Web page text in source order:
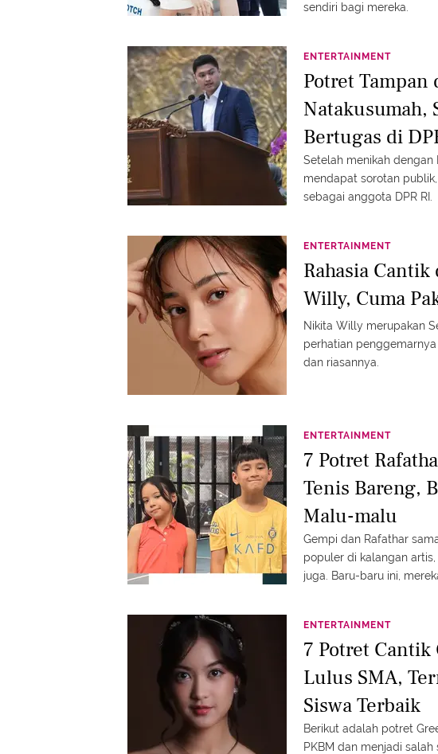
sendiri bagi mereka.
ENTERTAINMENT
Potret Tampan
Natakusumah,
Bertugas di
Setelah menikah dengan
mendapat sorotan
sebagai anggota DPR RI.
ENTERTAINMENT
Rahasia
Willy, Cuma
Nikita Willy merupakan
perhatian
dan riasannya.
ENTERTAINMENT
7 Potret
Tenis Bareng,
Malu-malu
Gempi dan Rafathar
populer di kalangan
juga. Baru-baru ini,
ENTERTAINMENT
7 Potret Cantik
Lulus SMA,
Siswa Terbaik
Berikut adalah potret
PKBM dan menjadi salah